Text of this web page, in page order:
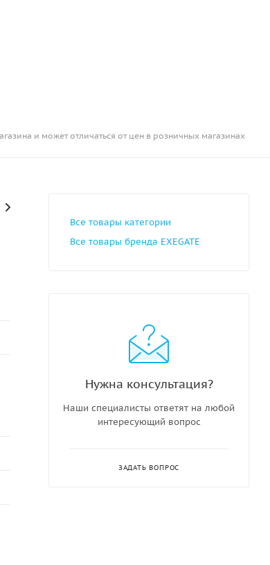
и может отличаться от цен в розничных магазинах
Все товары категории
Все товары бренда EXEGATE
Нужна консультация?
Наши специалисты ответят на любой
интересующий вопрос
ЗАДАТЬ ВОПРОС